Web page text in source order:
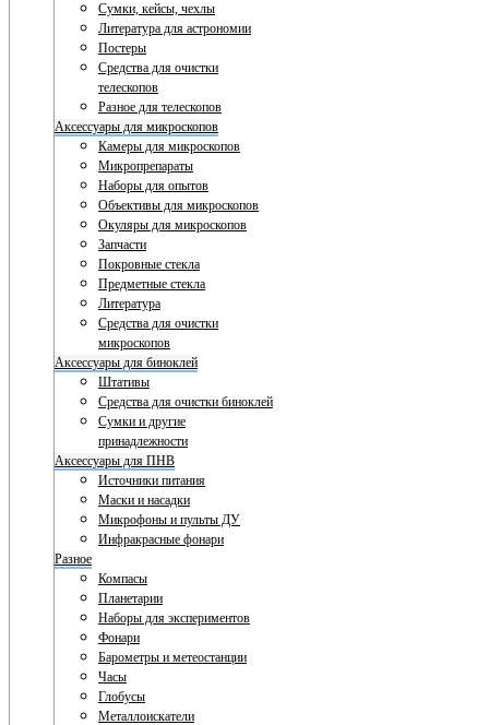
Сумки, кейсы, чехлы
Литература для астрономии
Постеры
Средства для очистки
телескопов
Разное для телескопов
Аксессуары для микроскопов
Камеры для микроскопов
Микропрепараты
Наборы для опытов
Объективы для микроскопов
Окуляры для микроскопов
Запчасти
Покровные стекла
Предметные стекла
Литература
Средства для очистки
микроскопов
Аксессуары для биноклей
Штативы
Средства для очистки биноклей
Сумки и другие
принадлежности
Аксессуары для ПНВ
Источники питания
Маски и насадки
Микрофоны и пульты ДУ
Инфракрасные фонари
Разное
Компасы
Планетарии
Наборы для экспериментов
Фонари
Барометры и метеостанции
Часы
Глобусы
Металлоискатели